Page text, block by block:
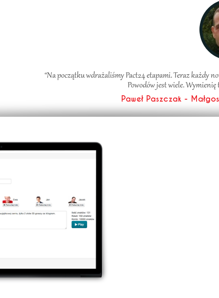
“Na początku wdrażaliśmy Pact24 etapami. Teraz każdy
Powodów jest wiele.
Paweł Paszczak -